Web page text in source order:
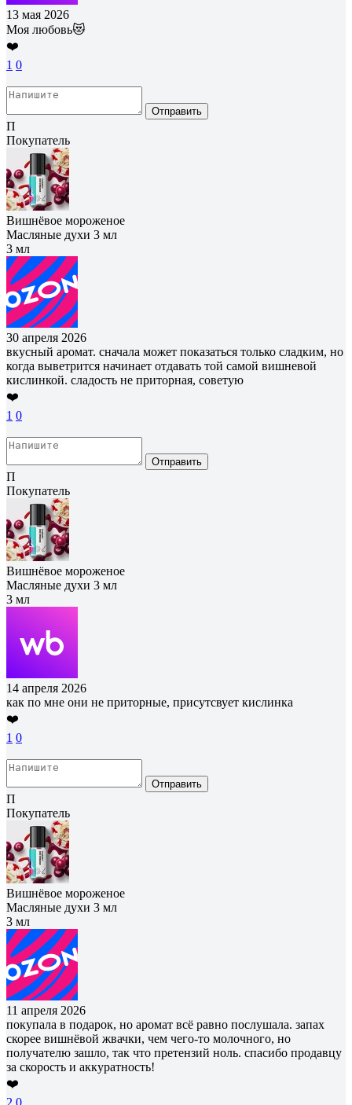
13 мая 2026
Моя любовь😻
❤️
1 0
Отправить
П
Покупатель
Вишнёвое мороженое
Масляные духи 3 мл
3 мл
30 апреля 2026
вкусный аромат. сначала может показаться только сладким, но
когда выветрится начинает отдавать той самой вишневой
кислинкой. сладость не приторная, советую
❤️
1 0
Отправить
П
Покупатель
Вишнёвое мороженое
Масляные духи 3 мл
3 мл
14 апреля 2026
как по мне они не приторные, присутсвует кислинка
❤️
1 0
Отправить
П
Покупатель
Вишнёвое мороженое
Масляные духи 3 мл
3 мл
11 апреля 2026
покупала в подарок, но аромат всё равно послушала. запах
скорее вишнёвой жвачки, чем чего-то молочного, но
получателю зашло, так что претензий ноль. спасибо продавцу
за скорость и аккуратность!
❤️
2 0